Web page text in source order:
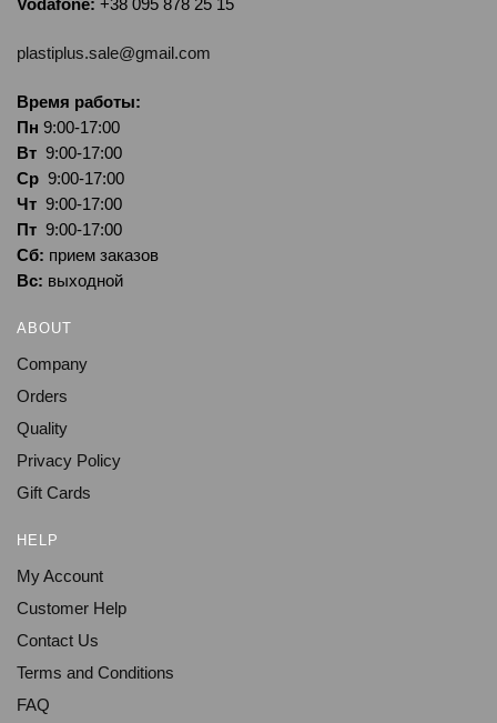
plastiplus.sale@gmail.com
Время работы:
Пн 9:00-17:00
Вт 9:00-17:00
Ср 9:00-17:00
Чт 9:00-17:00
Пт 9:00-17:00
Сб: прием заказов
Вс: выходной
ABOUT
Company
Orders
Quality
Privacy Policy
Gift Cards
HELP
My Account
Customer Help
Contact Us
Terms and Conditions
FAQ